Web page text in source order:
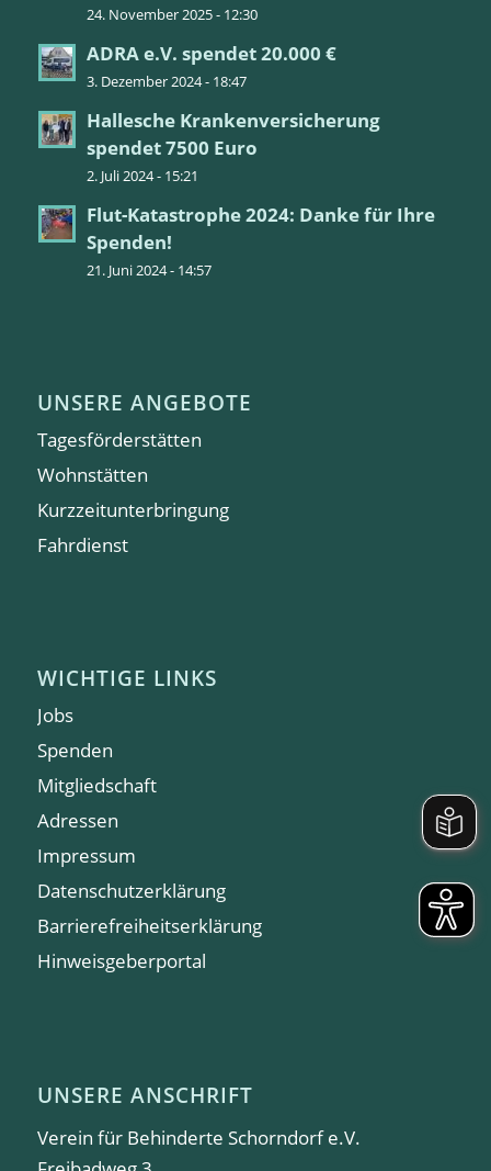
24. November 2025 - 12:30
ADRA e.V. spendet 20.000 €
3. Dezember 2024 - 18:47
Hallesche Krankenversicherung
spendet 7500 Euro
2. Juli 2024 - 15:21
Flut-Katastrophe 2024: Danke für Ihre
Spenden!
21. Juni 2024 - 14:57
UNSERE ANGEBOTE
Tagesförderstätten
Wohnstätten
Kurzzeitunterbringung
Fahrdienst
WICHTIGE LINKS
Jobs
Spenden
Mitgliedschaft
Adressen
Impressum
Datenschutzerklärung
Barrierefreiheitserklärung
Hinweisgeberportal
UNSERE ANSCHRIFT
Verein für Behinderte Schorndorf e.V.